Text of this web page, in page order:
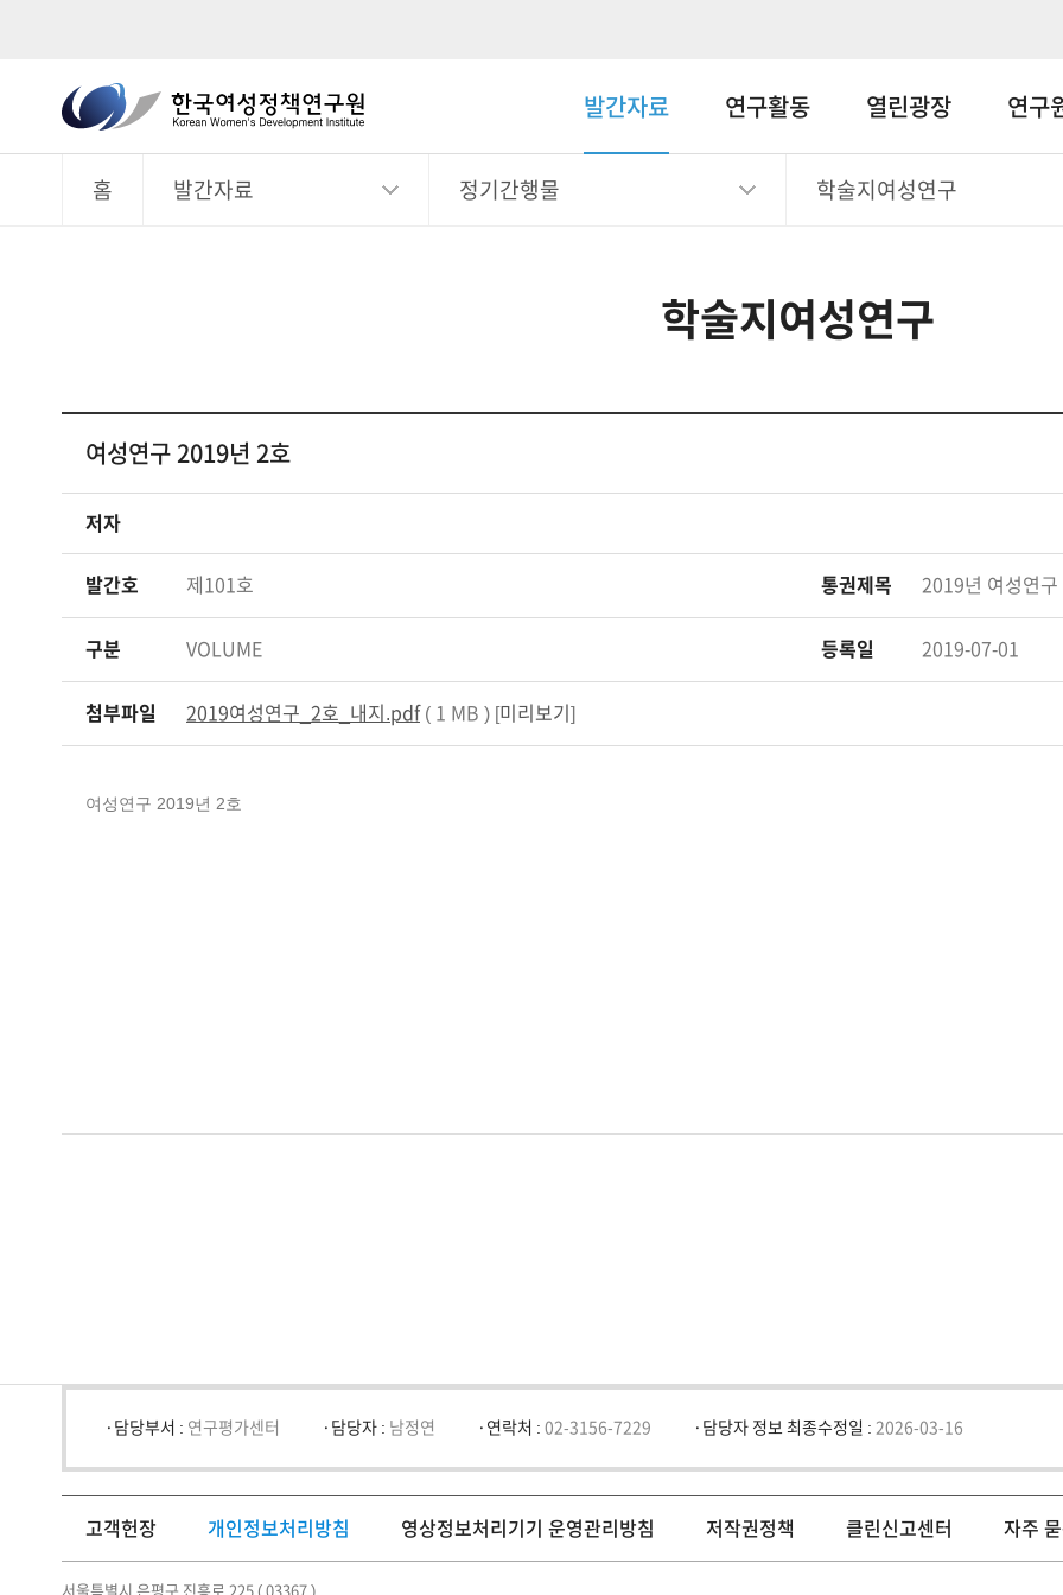
한
국
여
Development
Institute
체
발간자료 연구활동 열린광장 연구
홈 발간자료 정기간행물 학술지여성연구
학술지여성연구
여성연구 2019년 2호
저자
발간호 제101호 통권제목 2019년 여성연구
구분 VOLUME 등록일 2019-07-01
첨부파일 2019여성연구_2호_내지.pdf ( 1 MB ) [미리보기 ]
여성연구 2019년 2호
담당부서 : 연구평가센터 담당자 : 남정연 연락처 : 02-3156-7229 담당자 정보 최종수정일 : 2026-03-16
고객헌장 개인정보처리방침 영상정보처리기기 운영관리방침 저작권정책 클린신고센터 자주
서울특별시 은평구 진흥로 225 ( 03367 )